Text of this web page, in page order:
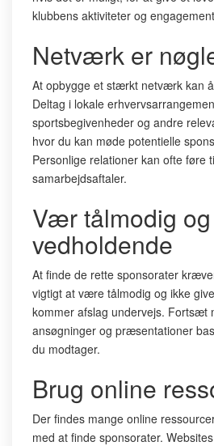
klubbens aktiviteter og
Netværk er
At opbygge et stærkt netværk kan
Deltag i lokale
sportsbegivenheder og andre
hvor du kan møde potentielle
Personlige relationer kan ofte føre
samarbejdsaftaler.
Vær tålmodig og
vedholdende
At finde de rette sponsorater
vigtigt at være tålmodig og ikke
kommer afslag undervejs. Fortsæt
ansøgninger og præsentationer
du modtager.
Brug online
Der findes mange online
med at finde sponsorater.